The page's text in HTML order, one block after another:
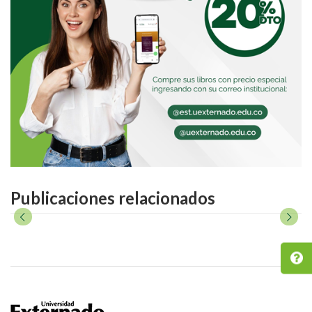
Publicaciones relacionados